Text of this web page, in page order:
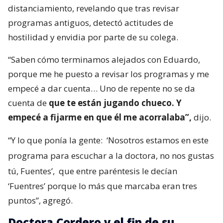
distanciamiento, revelando que tras revisar
programas antiguos, detectó actitudes de
hostilidad y envidia por parte de su colega.
“Saben cómo terminamos alejados con Eduardo,
porque me he puesto a revisar los programas y me
empecé a dar cuenta… Uno de repente no se da
cuenta de que te están jugando chueco. Y
empecé a fijarme en que él me acorralaba”, dijo.
“Y lo que ponía la gente: ‘Nosotros estamos en este
programa para escuchar a la doctora, no nos gustas
tú, Fuentes’, que entre paréntesis le decían
‘Fuentres’ porque lo más que marcaba eran tres
puntos”, agregó.